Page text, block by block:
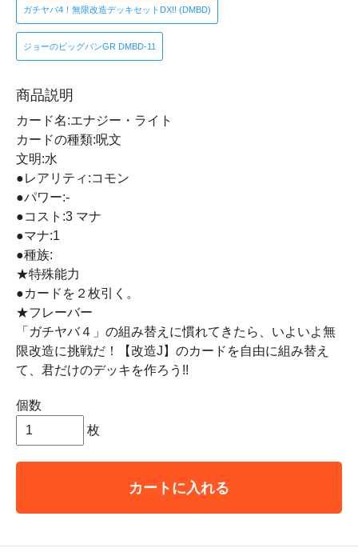
ガチヤバ4！無限改造デッキセットDX!! (DMBD)
ジョーのビッグバンGR DMBD-11
商品説明
カード名:エナジー・ライト
カードの種類:呪文
文明:水
●レアリティ:コモン
●パワー:-
●コスト:3 マナ
●マナ:1
●種族:
★特殊能力
●カードを２枚引く。
★フレーバー
「ガチヤバ４」の組み替えに慣れてきたら、いよいよ無
限改造に挑戦だ！【改造J】のカードを自由に組み替え
て、君だけのデッキを作ろう!!
個数
枚
カートに入れる